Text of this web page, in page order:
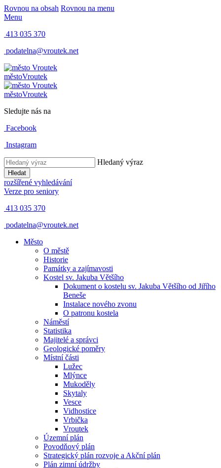
Rovnou na obsah Rovnou na menu
Menu
413 035 370
podatelna@vroutek.net
městoVroutek
městoVroutek
Sledujte nás na
Facebook
Instagram
Hledaný výraz
Hledat
rozšířené vyhledávání
Verze pro seniory
413 035 370
podatelna@vroutek.net
Město
O městě
Historie
Památky a zajímavosti
Kostel sv. Jakuba Většího
Dokument o kostelu sv. Jakuba Většího od Jiřího
Beneše
Instalace nového zvonu
O patronu kostela
Náměstí
Statistika
Majitelé a správci
Geologické poměry
Místní části
Lužec
Mlýnce
Mukoděly
Skytaly
Vesce
Vidhostice
Vrbička
Vroutek
Územní plán
Povodňový plán
Strategický plán rozvoje a Akční plán
Plán zimní údržby